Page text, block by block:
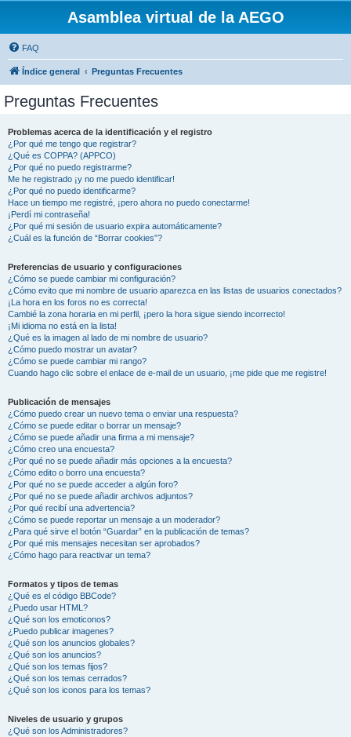
Asamblea virtual de la AEGO
FAQ
Índice general Preguntas Frecuentes
Preguntas Frecuentes
Problemas acerca de la identificación y el registro
¿Por qué me tengo que registrar?
¿Qué es COPPA? (APPCO)
¿Por qué no puedo registrarme?
Me he registrado ¡y no me puedo identificar!
¿Por qué no puedo identificarme?
Hace un tiempo me registré, ¡pero ahora no puedo conectarme!
¡Perdí mi contraseña!
¿Por qué mi sesión de usuario expira automáticamente?
¿Cuál es la función de “Borrar cookies”?
Preferencias de usuario y configuraciones
¿Cómo se puede cambiar mi configuración?
¿Cómo evito que mi nombre de usuario aparezca en las listas de usuarios conectados?
¡La hora en los foros no es correcta!
Cambié la zona horaria en mi perfil, ¡pero la hora sigue siendo incorrecto!
¡Mi idioma no está en la lista!
¿Qué es la imagen al lado de mi nombre de usuario?
¿Cómo puedo mostrar un avatar?
¿Cómo se puede cambiar mi rango?
Cuando hago clic sobre el enlace de e-mail de un usuario, ¡me pide que me registre!
Publicación de mensajes
¿Cómo puedo crear un nuevo tema o enviar una respuesta?
¿Cómo se puede editar o borrar un mensaje?
¿Cómo se puede añadir una firma a mi mensaje?
¿Cómo creo una encuesta?
¿Por qué no se puede añadir más opciones a la encuesta?
¿Cómo edito o borro una encuesta?
¿Por qué no se puede acceder a algún foro?
¿Por qué no se puede añadir archivos adjuntos?
¿Por qué recibí una advertencia?
¿Cómo se puede reportar un mensaje a un moderador?
¿Para qué sirve el botón “Guardar” en la publicación de temas?
¿Por qué mis mensajes necesitan ser aprobados?
¿Cómo hago para reactivar un tema?
Formatos y tipos de temas
¿Qué es el código BBCode?
¿Puedo usar HTML?
¿Qué son los emoticonos?
¿Puedo publicar imagenes?
¿Qué son los anuncios globales?
¿Qué son los anuncios?
¿Qué son los temas fijos?
¿Qué son los temas cerrados?
¿Qué son los iconos para los temas?
Niveles de usuario y grupos
¿Qué son los Administradores?